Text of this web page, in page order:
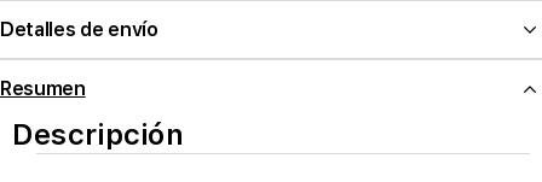
Detalles de envío
Resumen
Descripción